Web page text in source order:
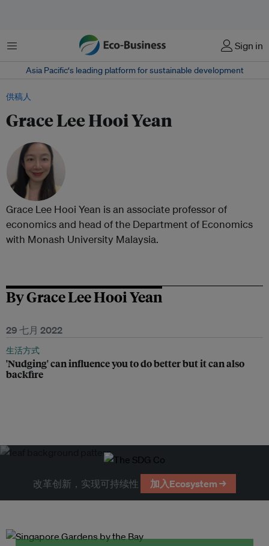
菜单 Sign in
Asia Pacific‘s leading platform for sustainable development
供稿人
Grace Lee Hooi Yean
Grace Lee Hooi Yean is an associate professor of
economics and head of the Department of Economics
with Monash University Malaysia.
By Grace Lee Hooi Yean
29 七月 2022
生活方式
'Nudging' can influence you to do better but it can also
backfire
改革创新，实现可持续性 加入Ecosystem →